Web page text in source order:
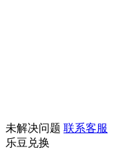
未解决问题 联系客服
乐豆兑换